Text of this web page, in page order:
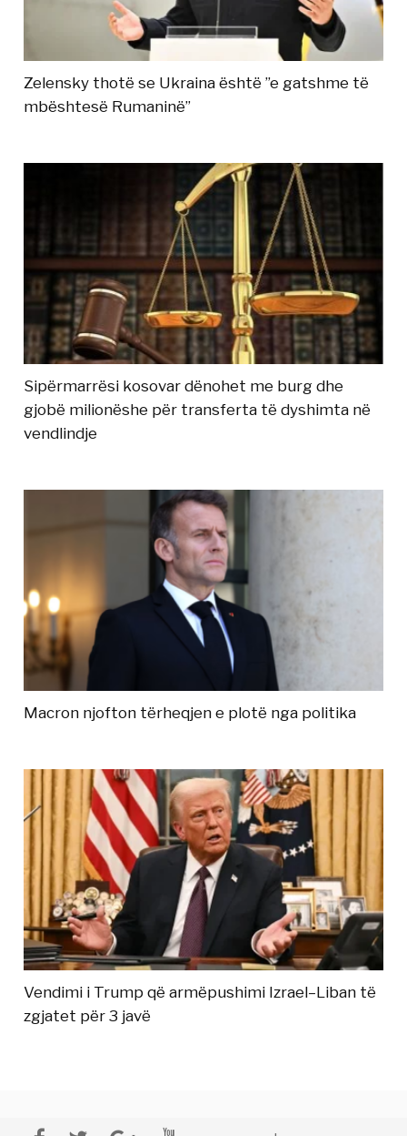
Zelensky thotë se Ukraina është ”e gatshme të
mbështesë Rumaninë”
Sipërmarrësi kosovar dënohet me burg dhe
gjobë milionëshe për transferta të dyshimta në
vendlindje
Macron njofton tërheqjen e plotë nga politika
Vendimi i Trump që armëpushimi Izrael–Liban të
zgjatet për 3 javë